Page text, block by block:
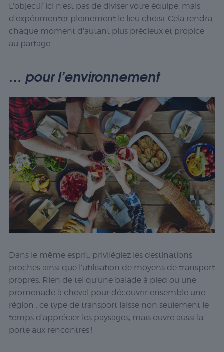
L’objectif ici n’est pas de diviser votre équipe, mais
d’expérimenter pleinement le lieu choisi. Cela rendra
chaque moment d’autant plus précieux et propice
au partage.
… pour l’environnement
Dans le même esprit, privilégiez les destinations
proches ainsi que l’utilisation de moyens de transport
propres. Rien de tel qu’une balade à pied ou une
promenade à cheval pour découvrir ensemble une
région : ce type de transport laisse non seulement le
temps d’apprécier les paysages, mais ouvre aussi la
porte aux rencontres !